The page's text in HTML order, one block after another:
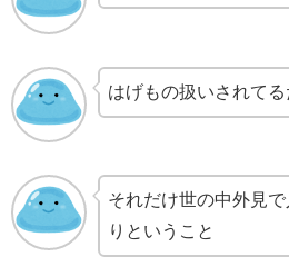
はげもの扱いされて
それだけ世の中外見
りということ